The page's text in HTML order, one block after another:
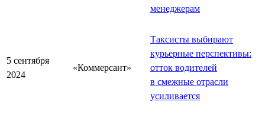
менеджерам
5 сентября
2024
«Коммерсант»
Таксисты выбирают
курьерные перспективы:
отток водителей
в смежные отрасли
усиливается